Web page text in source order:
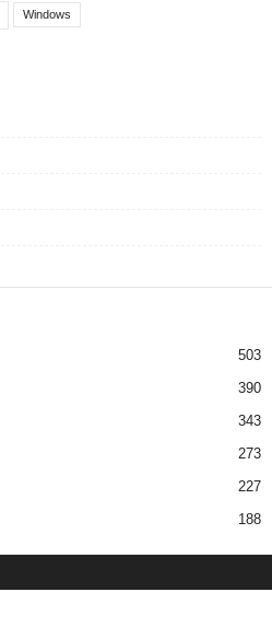
Windows
503
390
343
273
227
188